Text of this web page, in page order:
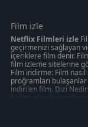
Film izle
Netflix Filmleri izle
geçirmenizi sağlayan
içeriklere film denir.
film izleme sitelerine
Film indirme: Film
proğramları
indirilen film. Dizi
bölüm olarak
50 kategoride "
oyunu izmek can